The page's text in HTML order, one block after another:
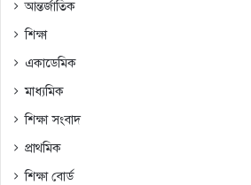
আন্তর্জাতিক
শিক্ষা
একাডেমিক
মাধ্যমিক
শিক্ষা সংবাদ
প্রাথমিক
শিক্ষা বোর্ড